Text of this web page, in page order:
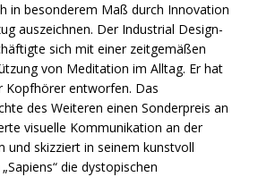
in besonderem Maß durch Innovation
auszeichnen. Der Industrial Design-
sich mit einer zeitgemäßen
von Meditation im Alltag. Er hat
Kopfhörer entworfen. Das
des Weiteren einen Sonderpreis an
visuelle Kommunikation an der
und skizziert in seinem kunstvoll
die dystopischen